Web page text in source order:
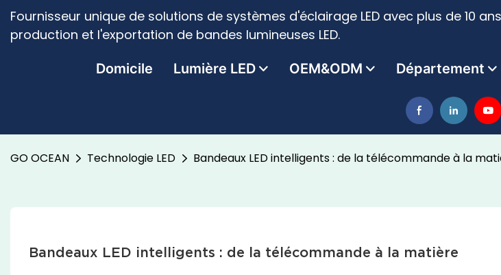
Fournisseur unique de solutions de systèmes d'éclairage LED avec plus de 10
production et l'exportation de bandes lumineuses LED.
Domicile Lumière LED OEM&ODM Département
GO OCEAN Technologie LED Bandeaux LED intelligents : de la télécommande à la
Bandeaux LED intelligents : de la télécommande à la matière